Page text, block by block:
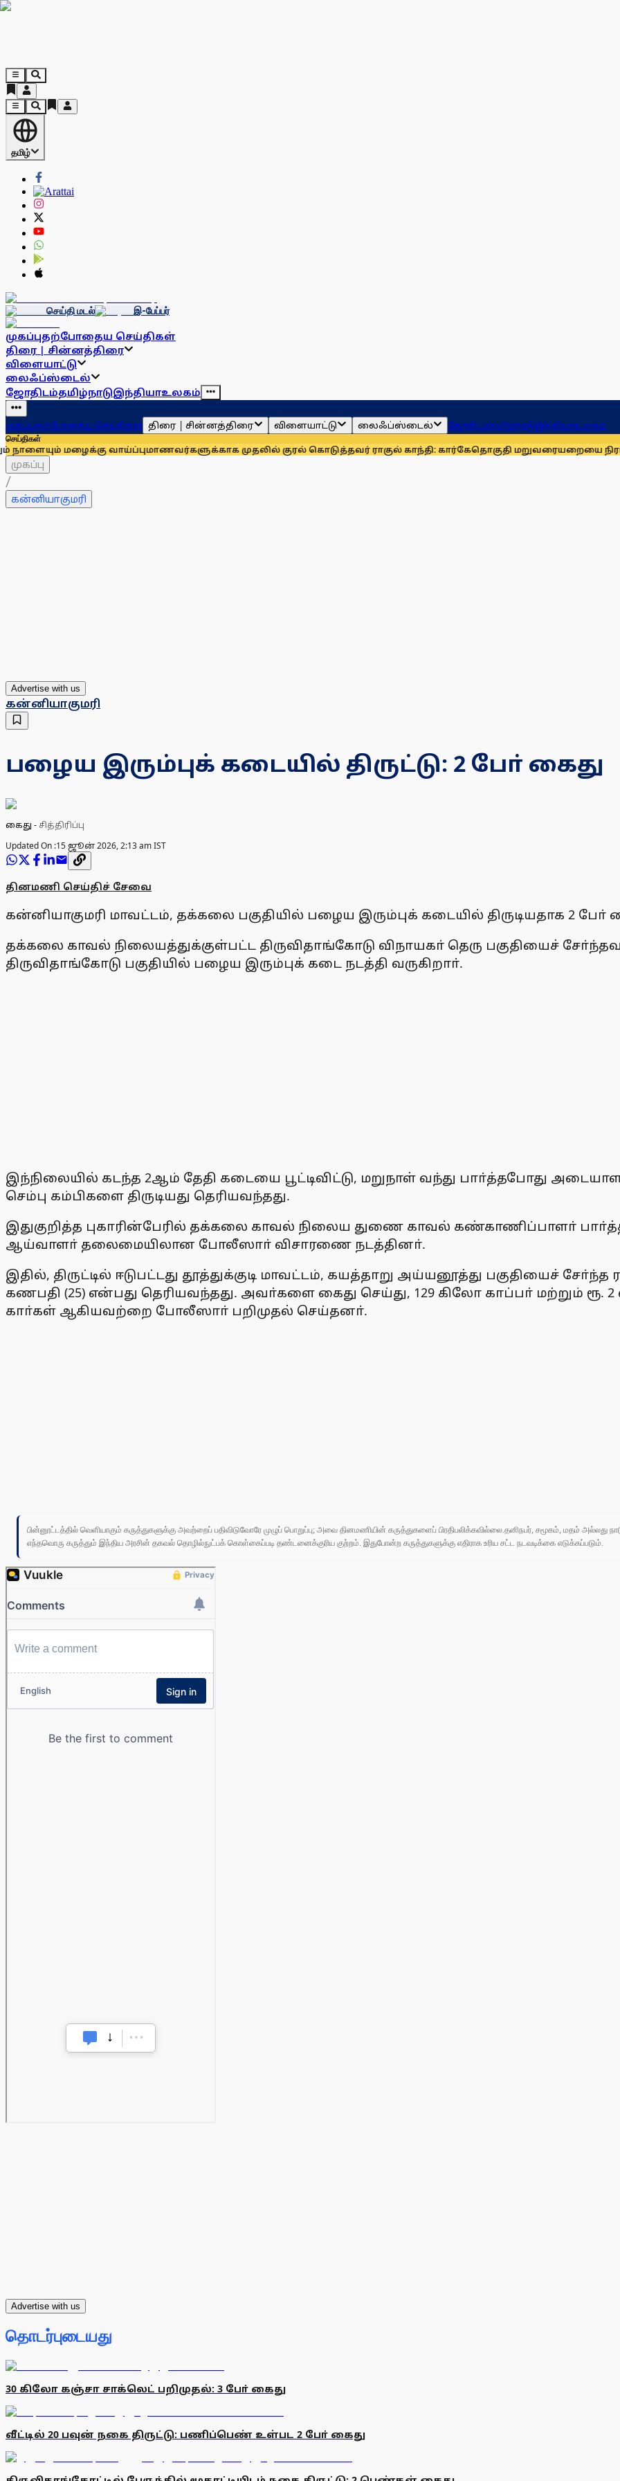
தமிழ்
செய்தி மடல் இ-பேப்பர்
முகப்புதற்போதைய செய்திகள்
திரை | சின்னத்திரை
விளையாட்டு
லைஃப்ஸ்டைல்
ஜோதிடம்தமிழ்நாடுஇந்தியாஉலகம்
முகப்புதற்போதைய செய்திகள் திரை | சின்னத்திரை விளையாட்டு லைஃப்ஸ்டைல் ஜோதிடம்தமிழ்நாடுஇந்தியாஉலகம்
செய்திகள்
மழைக்கு வாய்ப்புமாணவர்களுக்காக முதலில் குரல் கொடுத்தவர் ராகுல் காந்தி: கார்கேதொகுதி மறுவரையறையை
முகப்பு
/
கன்னியாகுமரி
Advertise with us
கன்னியாகுமரி
பழைய இரும்புக் கடையில் திருட்டு: 2 போ் கைது
கைது - சித்திரிப்பு
Updated On :15 ஜூன் 2026, 2:13 am IST
தினமணி செய்திச் சேவை
கன்னியாகுமரி மாவட்டம், தக்கலை பகுதியில் பழைய இரும்புக் கடையில் திருடியதாக 2
தக்கலை காவல் நிலையத்துக்குள்பட்ட திருவிதாங்கோடு விநாயகா் தெரு பகுதியைச்
திருவிதாங்கோடு பகுதியில் பழைய இரும்புக் கடை நடத்தி வருகிறாா்.
இந்நிலையில் கடந்த 2ஆம் தேதி கடையை பூட்டிவிட்டு, மறுநாள் வந்து பாா்த்தபோது
செம்பு கம்பிகளை திருடியது தெரியவந்தது.
இதுகுறித்த புகாரின்பேரில் தக்கலை காவல் நிலைய துணை காவல் கண்காணிப்பாளா்
ஆய்வாளா் தலைமையிலான போலீஸாா் விசாரணை நடத்தினா்.
இதில், திருட்டில் ஈடுபட்டது தூத்துக்குடி மாவட்டம், கயத்தாறு அய்யனூத்து பகுதியைச்
கணபதி (25) என்பது தெரியவந்தது. அவா்களை கைது செய்து, 129 கிலோ காப்பா் மற்றும் ரூ.
காா்கள் ஆகியவற்றை போலீஸாா் பறிமுதல் செய்தனா்.
பின்னூட்டத்தில் வெளியாகும் கருத்துகளுக்கு அவற்றைப் பதிவிடுவோரே முழுப் பொறுப்பு; அவை தினமணியின் கருத்துகளைப் பிரதிபலிக்கவில்லை.தனிநபர், சமூகம், மதம் அல்லது
எந்தவொரு கருத்தும் இந்திய அரசின் தகவல் தொழில்நுட்பக் கொள்கைப்படி தண்டனைக்குரிய குற்றம். இதுபோன்ற கருத்துகளுக்கு எதிராக உரிய சட்ட நடவடிக்கை எடுக்கப்படும்.
Advertise with us
தொடர்புடையது
30 கிலோ கஞ்சா சாக்லெட் பறிமுதல்: 3 போ் கைது
வீட்டில் 20 பவுன் நகை திருட்டு: பணிப்பெண் உள்பட 2 போ் கைது